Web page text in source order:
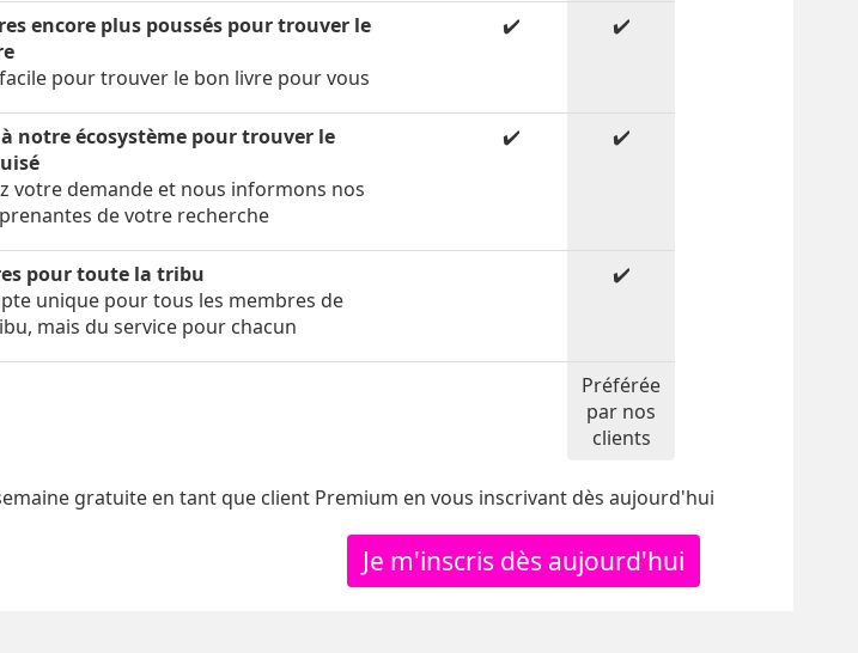
encore plus poussés pour trouver le
pour trouver le bon livre pour vous
✔️ ✔️
notre écosystème pour trouver le
votre demande et nous informons nos
de votre recherche
✔️ ✔️
pour toute la tribu
unique pour tous les membres de
mais du service pour chacun
✔️
Préférée
par nos
clients
gratuite en tant que client Premium en vous inscrivant dès aujourd'hui
Je m'inscris dès aujourd'hui